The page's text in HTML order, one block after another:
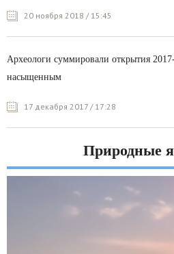
20 ноября 2018 / 15:45
Археологи суммировали открытия
насыщенным
17 декабря 2017 / 17:28
Природные